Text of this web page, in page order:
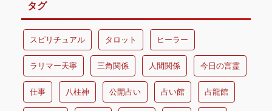
タグ
スピリチュアル タロット ヒーラー
ラリマー天寧 三角関係 人間関係 今日の言霊
仕事 八柱神 公開占い 占い館 占龍館